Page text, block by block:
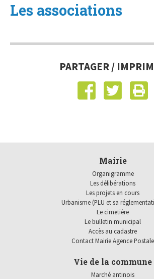
Les associations
PARTAGER /
Mairie
Organigramme
Les délibérations
Les projets en cours
Urbanisme (PLU et sa
Le cimetière
Le bulletin municipal
Accès au cadastre
Contact Mairie Agence Postale
Vie de la commune
Marché antinois